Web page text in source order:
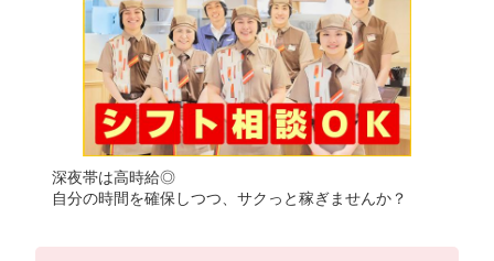
深夜帯は高時給◎
自分の時間を確保しつつ、サクっと稼ぎませんか？